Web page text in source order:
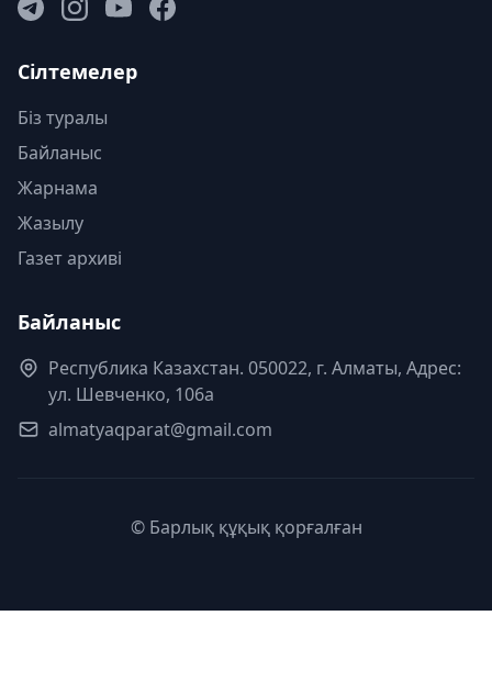
Сілтемелер
Біз туралы
Байланыс
Жарнама
Жазылу
Газет архиві
Байланыс
Республика Казахстан. 050022, г. Алматы, Адрес:
ул. Шевченко, 106а
almatyaqparat@gmail.com
© Барлық құқық қорғалған